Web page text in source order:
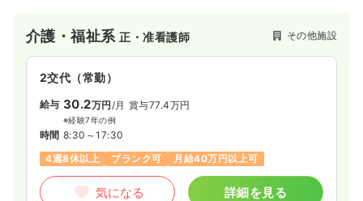
介護・福祉系正・准看護師 その他施設
2交代（常勤）
給与 30.2万円 /月 賞与77.4万円
※経験7年の例
時間 8:30～17:30
4週8休以上
ブランク可 月給40万円以上可
気になる 詳細を見る